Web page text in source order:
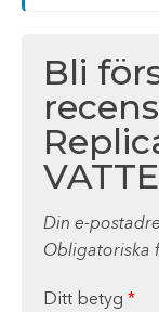
Bli
Din e-
Obligatoriska
Ditt betyg *